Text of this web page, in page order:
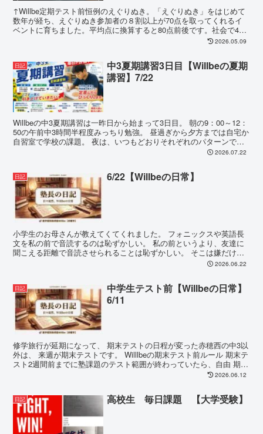
↑Willbe定期テスト前恒例のえぐりぬき。「えぐりぬき」をはじめて
数年が経ち、えぐりぬき参加者の８割以上が70点を取ってくれるイ
ベントに育ちました。平均点に換算すると80点前後です。社会で40
2026.05.09
日記
中3夏期講習3日目【Willbeの夏期
講習】7/22
Willbeの中3夏期講習は一昨日から始まって3日目。 朝の9：00～12：
50の午前中3時間半程度みっちり勉強。 昼過ぎから夕方までは自宅か
自習室で学校の課題。 夜は、いつもどおりそれぞれのパターンで通
2026.07.22
日記 6/22【Willbeの日常】
小学生のお母さんが教えてくてくれました。 フォニックスや英語長
文を私の前で音読するのは恥ずかしい。 私の前というより、友達に
聞こえる距離で音読させられることは恥ずかしい。 そこは嫌だけ
2026.06.22
日記
中学生テスト前【Willbeの日常】
6/11
修学旅行が延期になって、 期末テストの日程が変った赤穂西の中3以
外は、 来週が期末テストです。 Willlbeの期末テスト前ルール 期末テ
スト2週間前までに塾課題のテスト範囲が終わっていたら、自由 期末
2026.06.12
日記 高校生 毎日課題 【大学受験】